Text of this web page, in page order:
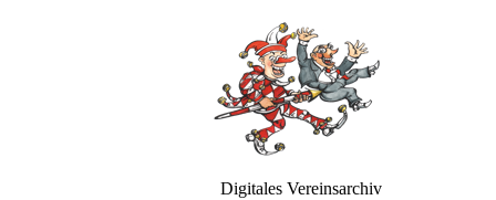
Digitales Vereinsarchiv